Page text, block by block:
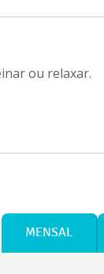
ou relaxar.
MENSAL